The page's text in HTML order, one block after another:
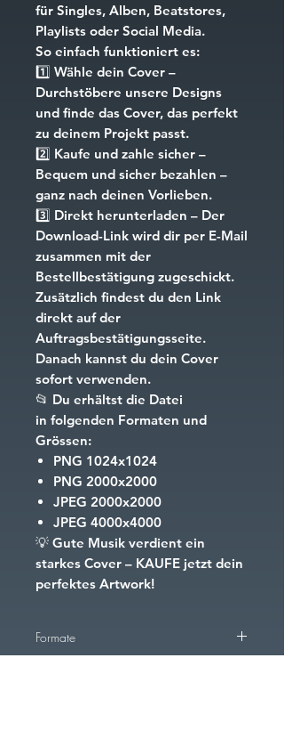
für Singles, Alben, Beatstores,
Playlists oder Social Media.
So einfach funktioniert es:
1️⃣ Wähle dein Cover –
Durchstöbere unsere Designs
und finde das Cover, das perfekt
zu deinem Projekt passt.
2️⃣ Kaufe und zahle sicher –
Bequem und sicher bezahlen –
ganz nach deinen Vorlieben.
3️⃣ Direkt herunterladen – Der
Download-Link wird dir per E-Mail
zusammen mit der
Bestellbestätigung zugeschickt.
Zusätzlich findest du den Link
direkt auf der
Auftragsbestätigungsseite.
Danach kannst du dein Cover
sofort verwenden.
📂 Du erhältst die Datei
in folgenden Formaten und
Grössen:
PNG 1024x1024
PNG 2000x2000
JPEG 2000x2000
JPEG 4000x4000
💡 Gute Musik verdient ein
starkes Cover – KAUFE jetzt dein
perfektes Artwork!
Formate